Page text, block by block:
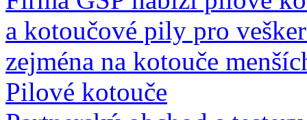
a kotoučové pily pro
zejména na kotouče
Pilové kotouče